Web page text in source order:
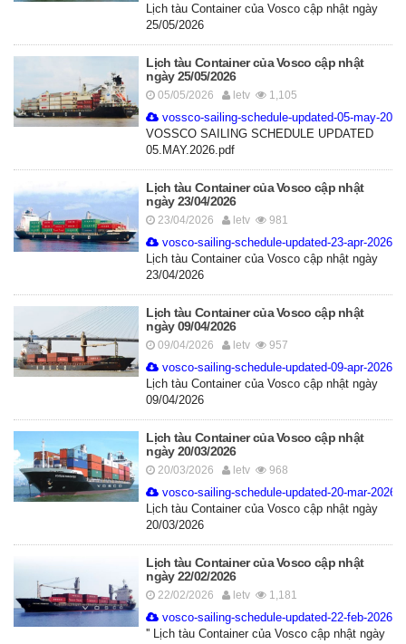
Lịch tàu Container của Vosco cập nhật ngày
25/05/2026
Lịch tàu Container của Vosco cập nhật
ngày 25/05/2026
05/05/2026 letv 1,105
vossco-sailing-schedule-updated-05-may-
VOSSCO SAILING SCHEDULE UPDATED
05.MAY.2026.pdf
Lịch tàu Container của Vosco cập nhật
ngày 23/04/2026
23/04/2026 letv 981
vosco-sailing-schedule-updated-23-apr-
Lịch tàu Container của Vosco cập nhật ngày
23/04/2026
Lịch tàu Container của Vosco cập nhật
ngày 09/04/2026
09/04/2026 letv 957
vosco-sailing-schedule-updated-09-apr-
Lịch tàu Container của Vosco cập nhật ngày
09/04/2026
Lịch tàu Container của Vosco cập nhật
ngày 20/03/2026
20/03/2026 letv 968
vosco-sailing-schedule-updated-20-mar-
Lịch tàu Container của Vosco cập nhật ngày
20/03/2026
Lịch tàu Container của Vosco cập nhật
ngày 22/02/2026
22/02/2026 letv 1,181
vosco-sailing-schedule-updated-22-feb-
'' Lịch tàu Container của Vosco cập nhật ngày